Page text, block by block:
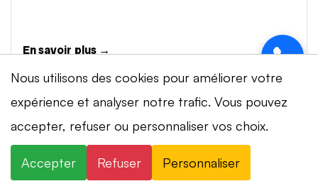
En savoir plus →
Vidéosurveillance à Mont-Tramelan
Installation de systèmes de vidéosurveillance à
{city} : caméras IP 4K, visionnage smartphone,
Nous utilisons des cookies pour améliorer votre
expérience et analyser notre trafic. Vous pouvez
accepter, refuser ou personnaliser vos choix.
Accepter Refuser Personnaliser
⚡ Intervention en 20 min· 24h/24 · 7j/7 ·
Devis gratuit
+41 78 319 32 82
WhatsApp